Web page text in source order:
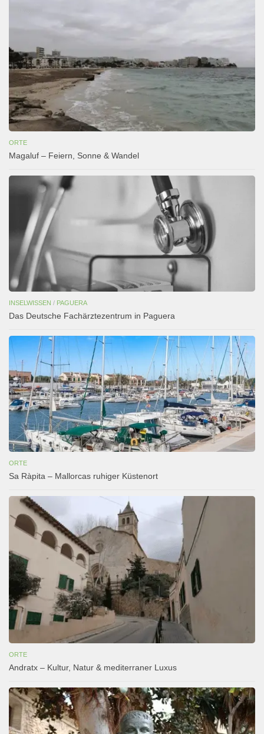
ORTE
Magaluf – Feiern, Sonne & Wandel
INSELWISSEN / PAGUERA
Das Deutsche Fachärztezentrum in Paguera
ORTE
Sa Ràpita – Mallorcas ruhiger Küstenort
ORTE
Andratx – Kultur, Natur & mediterraner Luxus